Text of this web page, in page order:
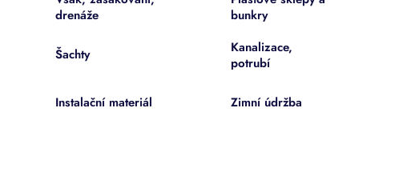
drenáže
bunkry
Šachty
Kanalizace,
potrubí
Instalační materiál Zimní údržba